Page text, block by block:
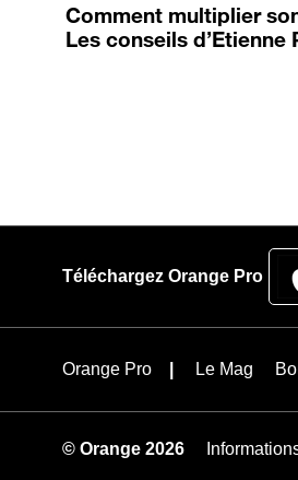
Comment multiplier
Les conseils d’Etienne
Téléchargez Orange Pro
Orange Pro Le Mag
© Orange 2026